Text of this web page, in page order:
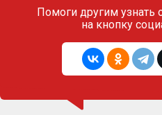
Помоги другим узнать
на кнопку